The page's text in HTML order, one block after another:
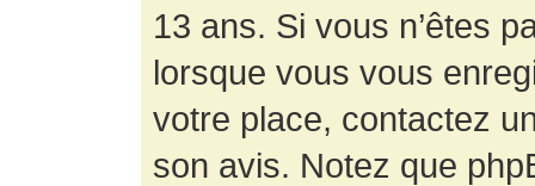
13 ans. Si vous n’êtes
lorsque vous vous
votre place, contactez
son avis. Notez que